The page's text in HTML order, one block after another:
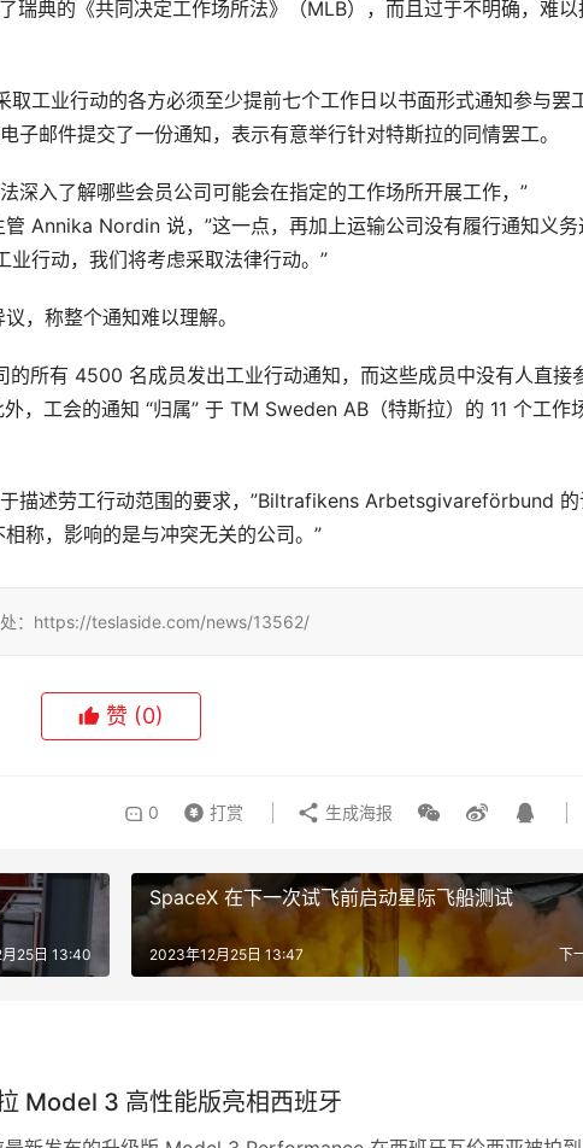
瑞典的《共同决定工作场所法》（MLB），而且过于不明确，难以
工业行动的各方必须至少提前七个工作日以书面形式通知参与罢
子邮件提交了一份通知，表示有意举行针对特斯拉的同情罢工。
入了解哪些会员公司可能会在指定的工作场所开展工作，”
Annika Nordin 说，”这一点，再加上运输公司没有履行通知义务
行动，我们将考虑采取法律行动。”
议，称整个通知难以理解。
所有 4500 名成员发出工业行动通知，而这些成员中没有人直接
，工会的通知 “归属” 于 TM Sweden AB（特斯拉）的 11 个工作
描述劳工行动范围的要求，”Biltrafikens Arbetsgivareförbund 的
称，影响的是与冲突无关的公司。”
处：https://teslaside.com/news/13562/
赞 (0)
0 打赏 生成海报
25日 13:40
SpaceX 在下一次试飞前启动星际飞船测试
下
2023年12月25日 13:47
Model 3 高性能版亮相西班牙